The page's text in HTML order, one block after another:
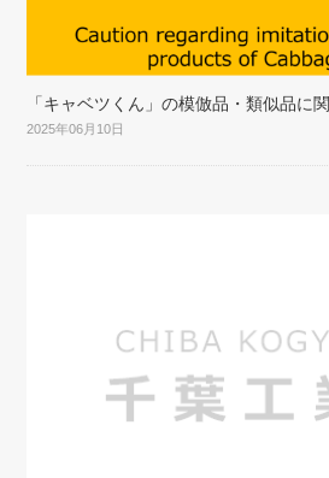
「キャベツくん」の模倣品・類似品に
2025年06月10日